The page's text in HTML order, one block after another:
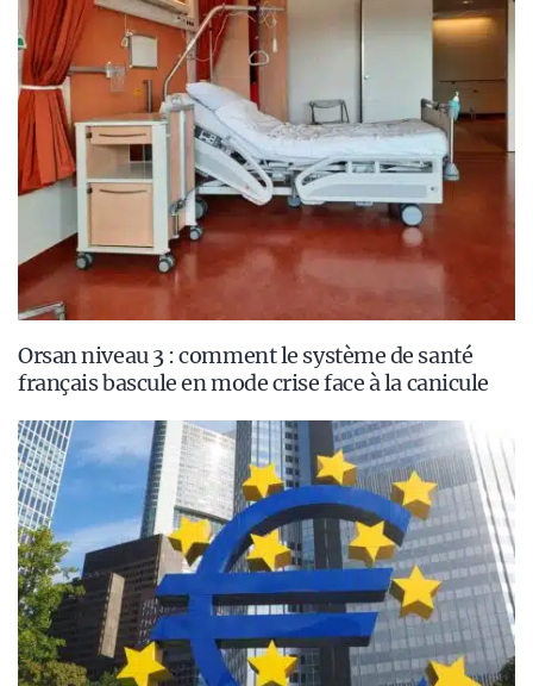
Orsan niveau 3 : comment le système de santé
français bascule en mode crise face à la canicule